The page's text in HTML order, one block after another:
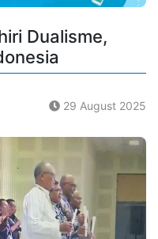
Dualisme,
29 August 2025